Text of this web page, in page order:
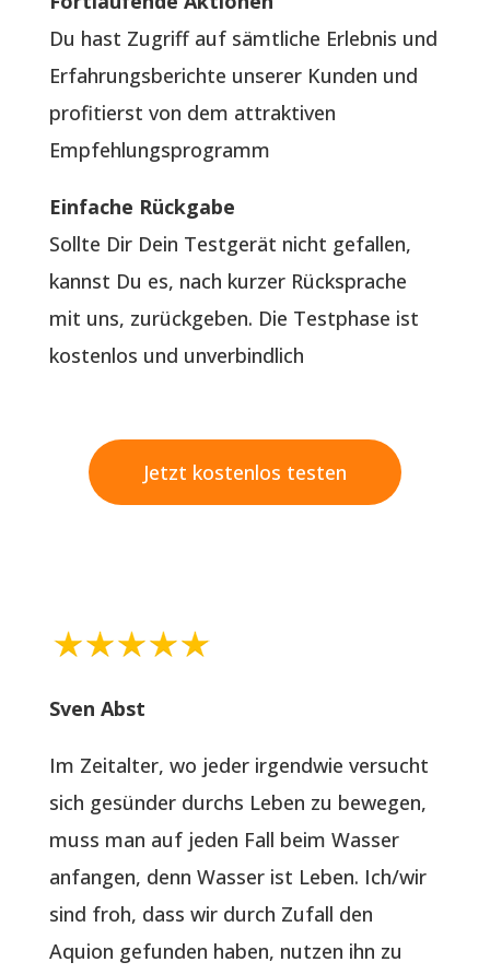
Du hast Zugriff auf sämtliche Erlebnis und
Erfahrungsberichte unserer Kunden und
profitierst von dem attraktiven
Empfehlungsprogramm
Einfache Rückgabe
Sollte Dir Dein Testgerät nicht gefallen,
kannst Du es, nach kurzer Rücksprache
mit uns, zurückgeben. Die Testphase ist
kostenlos und unverbindlich
Jetzt kostenlos testen
Sven Abst
Im Zeitalter, wo jeder irgendwie versucht
sich gesünder durchs Leben zu bewegen,
muss man auf jeden Fall beim Wasser
anfangen, denn Wasser ist Leben. Ich/wir
sind froh, dass wir durch Zufall den
Aquion gefunden haben, nutzen ihn zu